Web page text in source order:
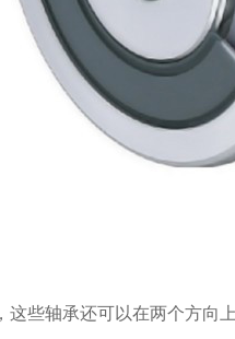
轴承还可以在两个方向